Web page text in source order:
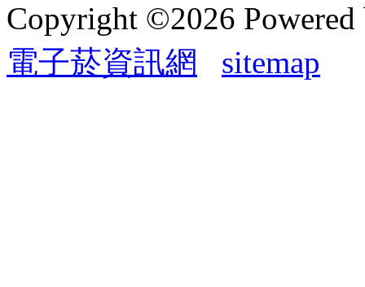
Copyright ©2026
電子菸資訊網
sitemap